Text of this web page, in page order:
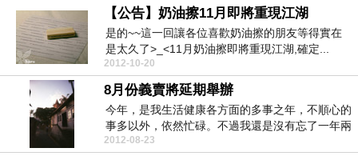
【公告】奶油擦11月即將重現江湖
是的~~這一回讓各位喜歡奶油擦的朋友等得實在
是太久了>_<11月奶油擦即將重現江湖,確定...
2012-10-20
8月份義賣將延期舉辦
今年，是我生活健康各方面的多事之年，不順心的
事多以外，依然忙碌。不過我還是沒有忘了一年兩
次的義賣活動...
2012-08-23